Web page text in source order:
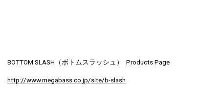
BOTTOM SLASH（ボトムスラッシュ） Products Page
http://www.megabass.co.jp/site/b-slash